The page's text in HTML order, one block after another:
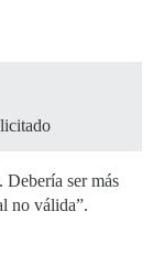
Debería ser más
no válida”.